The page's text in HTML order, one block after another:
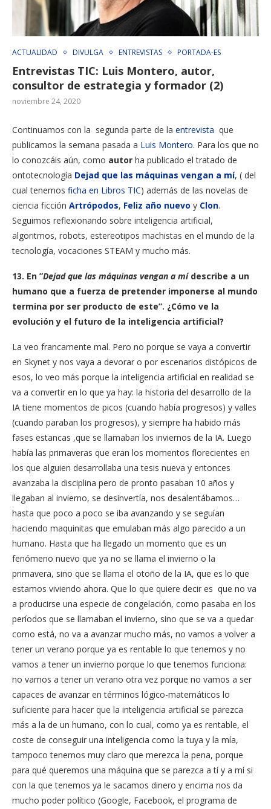
ACTUALIDAD DIVULGA ENTREVISTAS PORTADA-ES
Entrevistas TIC: Luis Montero, autor,
consultor de estrategia y formador (2)
noviembre 24, 2020
Continuamos con la segunda parte de la entrevista que
publicamos la semana pasada a Luis Montero. Para los que no
lo conozcáis aún, como autor ha publicado el tratado de
ontotecnología Dejad que las máquinas vengan a mí, ( del
cual tenemos ficha en Libros TIC) además de las novelas de
ciencia ficción Artrópodos, Feliz año nuevo y Clon.
Seguimos reflexionando sobre inteligencia artificial,
algoritmos, robots, estereotipos machistas en el mundo de la
tecnología, vocaciones STEAM y mucho más.
13. En ”Dejad que las máquinas vengan a mídescribe a un
humano que a fuerza de pretender imponerse al mundo
termina por ser producto de este”. ¿Cómo ve la
evolución y el futuro de la inteligencia artificial?
La veo francamente mal. Pero no porque se vaya a convertir
en Skynet y nos vaya a devorar o por escenarios distópicos de
esos, lo veo más porque la inteligencia artificial en realidad se
va a convertir en lo que ya hay: la historia del desarrollo de la
IA tiene momentos de picos (cuando había progresos) y valles
(cuando paraban los progresos), y siempre ha habido más
fases estancas ,que se llamaban los inviernos de la IA. Luego
había las primaveras que eran los momentos florecientes en
los que alguien desarrollaba una tesis nueva y entonces
avanzaba la disciplina pero de pronto pasaban 10 años y
llegaban al invierno, se desinvertía, nos desalentábamos…
hasta que poco a poco se iba avanzando y se seguían
haciendo maquinitas que emulaban más algo parecido a un
humano. Hasta que ha llegado un momento que es un
fenómeno nuevo que ya no se llama el invierno o la
primavera, sino que se llama el otoño de la IA, que es lo que
estamos viviendo ahora. Que lo que quiere decir es que no va
a producirse una especie de congelación, como pasaba en los
períodos que se llamaban el invierno, sino que se va a quedar
como está, no va a avanzar mucho más, no vamos a volver a
tener un verano porque ya es rentable lo que tenemos y no
vamos a tener un invierno porque lo que tenemos funciona:
no vamos a tener un verano otra vez porque no vamos a ser
capaces de avanzar en términos lógico-matemáticos lo
suficiente para hacer que la inteligencia artificial se parezca
más a la de un humano, con lo cual, como ya es rentable, el
coste de conseguir una inteligencia como la tuya y la mía,
tampoco tenemos muy claro que merezca la pena, porque
para qué queremos una máquina que se parezca a tí y a mí si
con la que tenemos ya le sacamos dinero y encima nos da
mucho poder político (Google, Facebook, el programa de